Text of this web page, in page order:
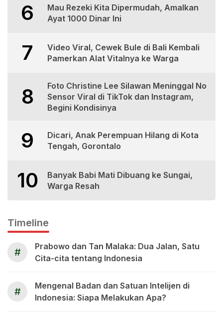
6
Mau Rezeki Kita Dipermudah, Amalkan
Ayat 1000 Dinar Ini
7
Video Viral, Cewek Bule di Bali Kembali
Pamerkan Alat Vitalnya ke Warga
8
Foto Christine Lee Silawan Meninggal No
Sensor Viral di TikTok dan Instagram,
Begini Kondisinya
9
Dicari, Anak Perempuan Hilang di Kota
Tengah, Gorontalo
10
Banyak Babi Mati Dibuang ke Sungai,
Warga Resah
Timeline
#
Prabowo dan Tan Malaka: Dua Jalan, Satu
Cita-cita tentang Indonesia
#
Mengenal Badan dan Satuan Intelijen di
Indonesia: Siapa Melakukan Apa?